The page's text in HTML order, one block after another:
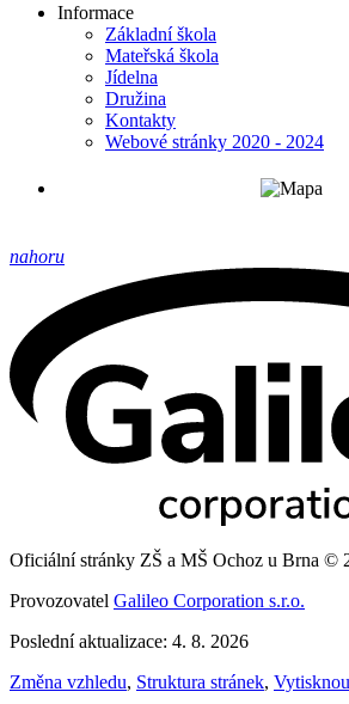
Informace
Základní škola
Mateřská škola
Jídelna
Družina
Kontakty
Webové stránky 2020 - 2024
nahoru
Oficiální stránky ZŠ a MŠ Ochoz u Brna ©
Provozovatel Galileo Corporation s.r.o.
Poslední aktualizace: 4. 8. 2026
Změna vzhledu, Struktura stránek,